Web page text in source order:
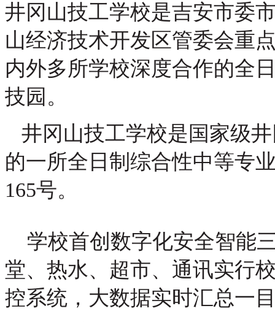
井冈山技工学校是吉安市委
山经济技术开发区管委会重
内外多所学校深度合作的全
技园。
井冈山技工学校是国家级
的一所全日制综合性中等专
165号。
学校首创数字化安全智能
堂、热水、超市、通讯实行
控系统，大数据实时汇总一